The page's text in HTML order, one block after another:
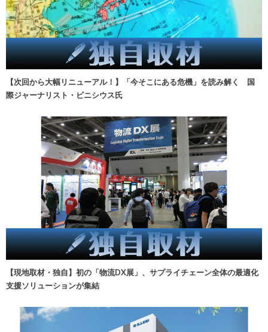
【次回から大幅リニューアル！】「今そこにある危機」を読み解く 国
際ジャーナリスト・ビニシウス氏
【現地取材・独自】初の「物流DX展」、サプライチェーン全体の最適化
支援ソリューションが集結